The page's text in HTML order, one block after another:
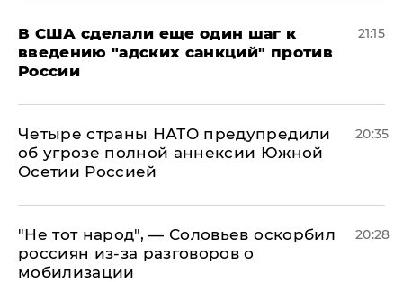
В США сделали еще один шаг к
введению "адских санкций" против
России
21:15
Четыре страны НАТО предупредили
об угрозе полной аннексии Южной
Осетии Россией
20:35
​"Не тот народ", — Соловьев оскорбил
россиян из-за разговоров о
мобилизации
20:28